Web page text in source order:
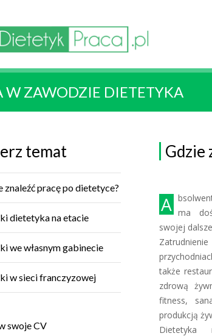
W ZAWODZIE DIETETYKA
temat
znaleźć pracę po dietetyce?
dietetyka na etacie
we własnym gabinecie
w sieci franczyzowej
swoje CV
Gdzie
Absolwent kończący studia na kierunku Dietetyka ma
swojej
także
zdrową
fitness,
produkcją